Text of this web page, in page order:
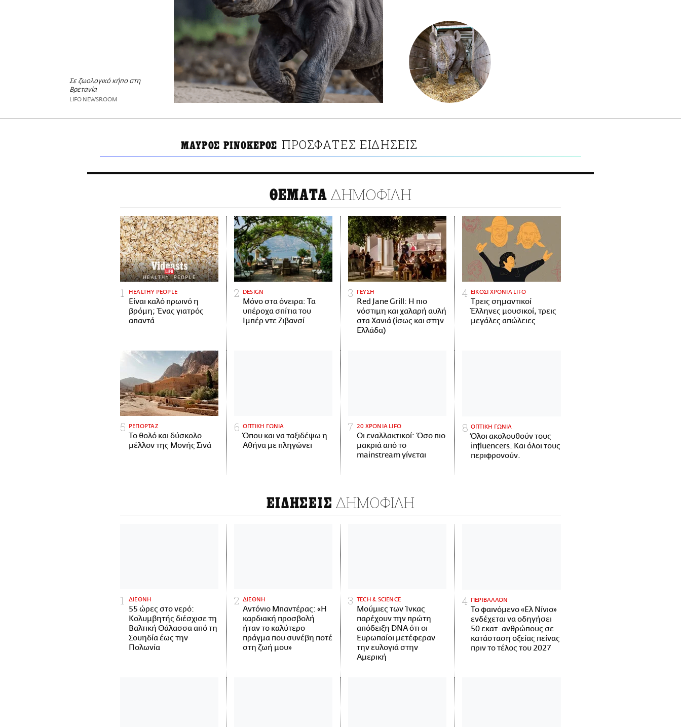
Σε ζωολογικό κήπο στη
Βρετανία
LIFO NEWSROOM
ΜΑΥΡΟΣ ΡΙΝΟΚΕΡΟΣ ΠΡΟΣΦΑΤΕΣ ΕΙΔΗΣΕΙΣ
ΘΕΜΑΤΑ ΔΗΜΟΦΙΛΗ
HEALTHY PEOPLE
Είναι καλό πρωινό η
βρόμη; Ένας γιατρός
απαντά
DESIGN
Μόνο στα όνειρα: Τα
υπέροχα σπίτια του
Ιμπέρ ντε Ζιβανσί
ΓΕΥΣΗ
Red Jane Grill: Η πιο
νόστιμη και χαλαρή αυλή
στα Χανιά (ίσως και στην
Ελλάδα)
ΕΙΚΟΣΙ ΧΡΟΝΙΑ LIFO
Tρεις σημαντικοί
Έλληνες μουσικοί, τρεις
μεγάλες απώλειες
ΡΕΠΟΡΤΑΖ
Το θολό και δύσκολο
μέλλον της Μονής Σινά
ΟΠΤΙΚΗ ΓΩΝΙΑ
Όπου και να ταξιδέψω η
Αθήνα με πληγώνει
20 ΧΡΟΝΙΑ LIFO
Οι εναλλακτικοί: Όσο πιο
μακριά από το
mainstream γίνεται
ΟΠΤΙΚΗ ΓΩΝΙΑ
Όλοι ακολουθούν τους
influencers. Και όλοι τους
περιφρονούν.
ΕΙΔΗΣΕΙΣ ΔΗΜΟΦΙΛΗ
ΔΙΕΘΝΗ
55 ώρες στο νερό:
Κολυμβητής διέσχισε τη
Βαλτική Θάλασσα από τη
Σουηδία έως την
Πολωνία
ΔΙΕΘΝΗ
Αντόνιο Μπαντέρας: «Η
καρδιακή προσβολή
ήταν το καλύτερο
πράγμα που συνέβη ποτέ
στη ζωή μου»
ΤECH & SCIENCE
Μούμιες των Ίνκας
παρέχουν την πρώτη
απόδειξη DNA ότι οι
Ευρωπαίοι μετέφεραν
την ευλογιά στην
Αμερική
ΠΕΡΙΒΑΛΛΟΝ
Το φαινόμενο «Ελ Νίνιο»
ενδέχεται να οδηγήσει
50 εκατ. ανθρώπους σε
κατάσταση οξείας πείνας
πριν το τέλος του 2027